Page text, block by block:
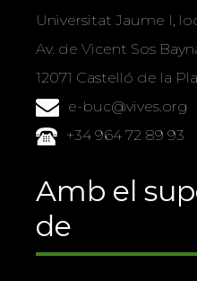
Universitat Jaume I,
Av. de Vicent Sos
12071 Castelló de la
e-buc@vives.org
+34 964 72 89 93
Amb el
de